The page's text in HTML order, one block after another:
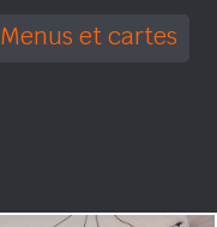
Menus et cartes